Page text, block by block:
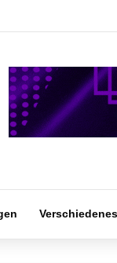
Verschiedenes